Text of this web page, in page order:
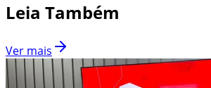
Leia Também
Ver mais